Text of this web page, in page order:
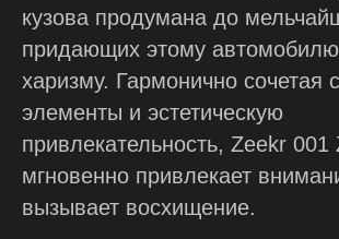
кузова продумана до
придающих этому
харизму. Гармонично сочетая
элементы и эстетическую
привлекательность, Zeekr 001
мгновенно привлекает
вызывает восхищение.